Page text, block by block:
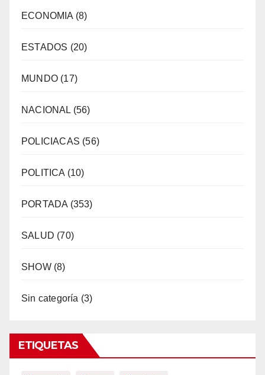
ECONOMIA (8)
ESTADOS (20)
MUNDO (17)
NACIONAL (56)
POLICIACAS (56)
POLITICA (10)
PORTADA (353)
SALUD (70)
SHOW(8)
Sin categoría (3)
ETIQUETAS